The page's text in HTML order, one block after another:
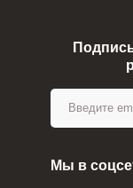
Мы в